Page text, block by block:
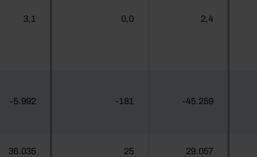
3,1 0,0 2,4
-5.992 -181 -45.259
36.035 25 29.057